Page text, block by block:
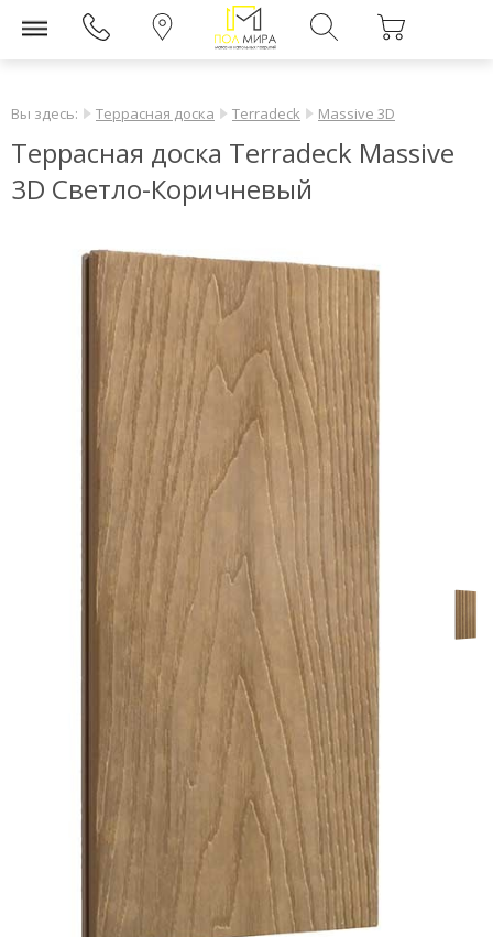
Вы здесь: Террасная доска Terradeck Massive 3D
Террасная доска Terradeck Massive
3D Светло-Коричневый